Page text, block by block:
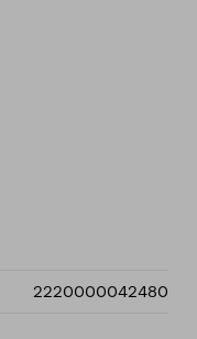
2220000042480